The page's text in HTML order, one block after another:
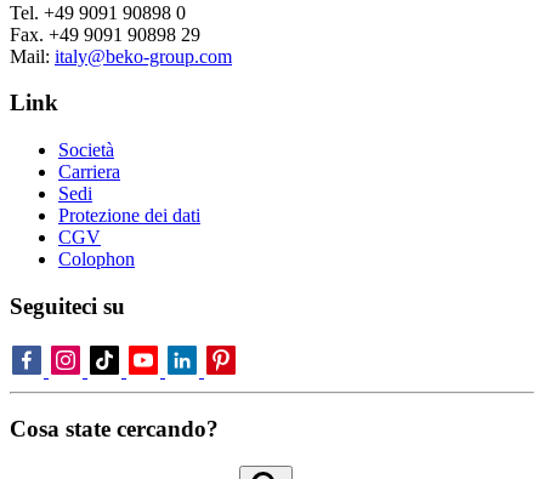
Tel. +49 9091 90898 0
Fax. +49 9091 90898 29
Mail: italy@beko-group.com
Link
Società
Carriera
Sedi
Protezione dei dati
CGV
Colophon
Seguiteci su
Cosa state cercando?